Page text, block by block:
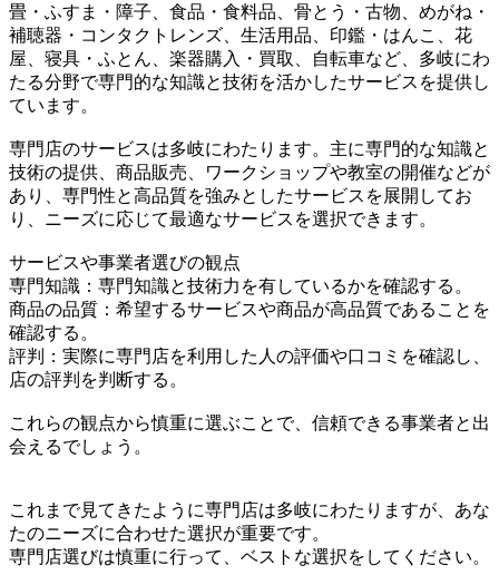
畳・ふすま・障子、食品・食料品、骨とう・古物、めがね・
補聴器・コンタクトレンズ、生活用品、印鑑・はんこ、花
屋、寝具・ふとん、楽器購入・買取、自転車など、多岐にわ
たる分野で専門的な知識と技術を活かしたサービスを提供し
ています。
専門店のサービスは多岐にわたります。主に専門的な知識と
技術の提供、商品販売、ワークショップや教室の開催などが
あり、専門性と高品質を強みとしたサービスを展開してお
り、ニーズに応じて最適なサービスを選択できます。
サービスや事業者選びの観点
専門知識：専門知識と技術力を有しているかを確認する。
商品の品質：希望するサービスや商品が高品質であることを
確認する。
評判：実際に専門店を利用した人の評価や口コミを確認し、
店の評判を判断する。
これらの観点から慎重に選ぶことで、信頼できる事業者と出
会えるでしょう。
これまで見てきたように専門店は多岐にわたりますが、あな
たのニーズに合わせた選択が重要です。
専門店選びは慎重に行って、ベストな選択をしてください。